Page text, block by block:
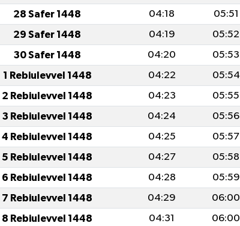
28 Safer 1448 04:18 05:51
29 Safer 1448 04:19 05:52
30 Safer 1448 04:20 05:53
1 Rebiulevvel 1448 04:22 05:54
2 Rebiulevvel 1448 04:23 05:55
3 Rebiulevvel 1448 04:24 05:56
4 Rebiulevvel 1448 04:25 05:57
5 Rebiulevvel 1448 04:27 05:58
6 Rebiulevvel 1448 04:28 05:59
7 Rebiulevvel 1448 04:29 06:00
8 Rebiulevvel 1448 04:31 06:00